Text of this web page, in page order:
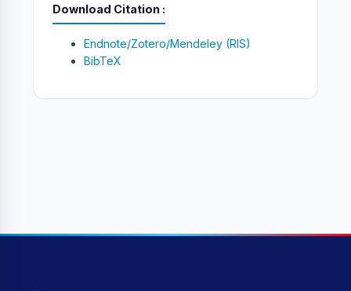
Download Citation
Endnote/Zotero/Mendeley (RIS)
BibTeX